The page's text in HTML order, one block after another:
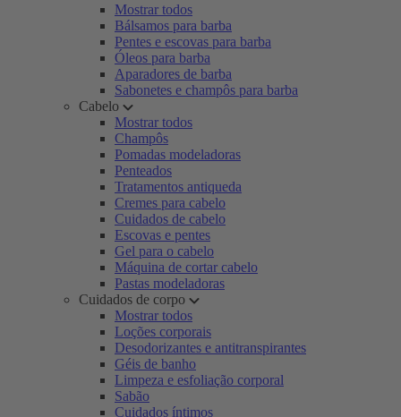
Mostrar todos
Bálsamos para barba
Pentes e escovas para barba
Óleos para barba
Aparadores de barba
Sabonetes e champôs para barba
Cabelo
Mostrar todos
Champôs
Pomadas modeladoras
Penteados
Tratamentos antiqueda
Cremes para cabelo
Cuidados de cabelo
Escovas e pentes
Gel para o cabelo
Máquina de cortar cabelo
Pastas modeladoras
Cuidados de corpo
Mostrar todos
Loções corporais
Desodorizantes e antitranspirantes
Géis de banho
Limpeza e esfoliação corporal
Sabão
Cuidados íntimos